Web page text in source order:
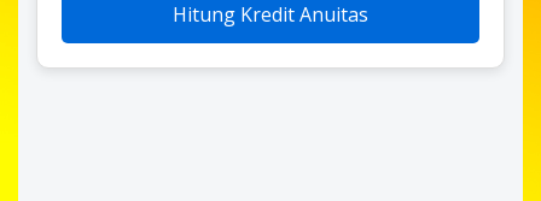
Hitung Kredit Anuitas